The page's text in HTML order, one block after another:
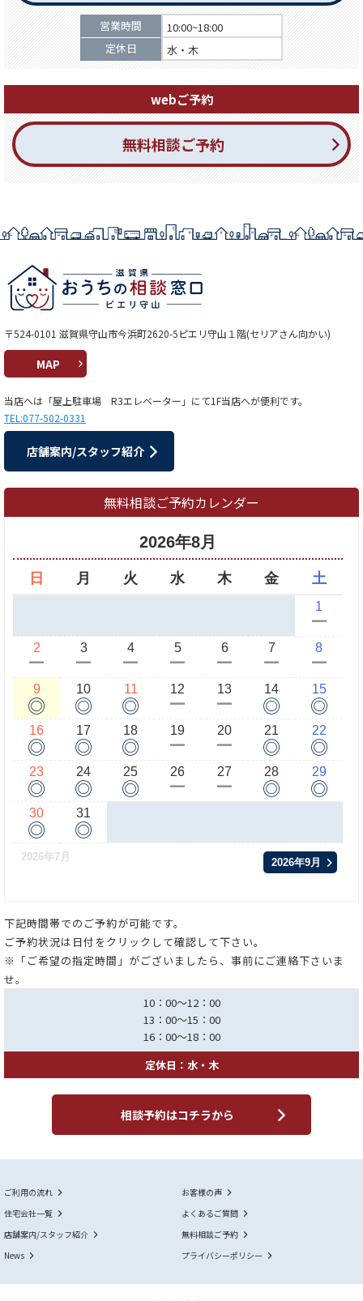
営業時間
10:00~18:00
定休日
水・木
webご予約
無料相談ご予約
〒524-0101 滋賀県守山市今浜町2620-5ピエリ守山１階(セリアさん向かい)
MAP
当店へは「屋上駐車場 R3エレベーター」にて1F当店へが便利です。
TEL:077-502-0331
店舗案内/スタッフ紹介
無料相談ご予約カレンダー
2026年8月
日 月 火 水 木 金 土
1
ー
2
ー
3
ー
4
ー
5
ー
6
ー
7
ー
8
ー
9
◎
10
◎
11
◎
12
ー
13
ー
14
◎
15
◎
16
◎
17
◎
18
◎
19
ー
20
ー
21
◎
22
◎
23
◎
24
◎
25
◎
26
ー
27
ー
28
◎
29
◎
30
◎
31
◎
2026年7月 2026年9月
下記時間帯でのご予約が可能です。
ご予約状況は日付をクリックして確認して下さい。
※「ご希望の指定時間」がございましたら、事前にご連絡下さいま
せ。
10：00～12：00
13：00～15：00
16：00～18：00
定休日：水・木
相談予約はコチラから
ご利用の流れ
お客様の声
住宅会社一覧
よくあるご質問
店舗案内/スタッフ紹介
無料相談ご予約
News
プライバシーポリシー